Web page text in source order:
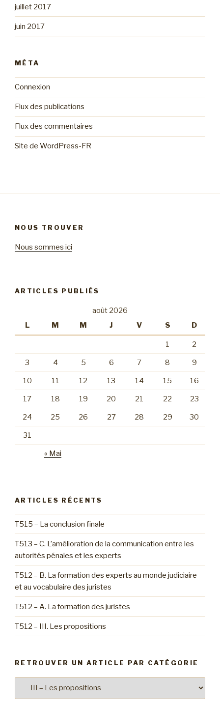
juillet 2017
juin 2017
MÉTA
Connexion
Flux des publications
Flux des commentaires
Site de WordPress-FR
NOUS TROUVER
Nous sommes ici
ARTICLES PUBLIÉS
août 2026
L
M M J V S D
1 2
3 4 5 6 7 8 9
10 11 12 13 14 15 16
17 18 19 20 21 22 23
24 25 26 27 28 29 30
31
« Mai
ARTICLES RÉCENTS
T515 – La conclusion finale
T513 – C. L’amélioration de la communication entre les
autorités pénales et les experts
T512 – B. La formation des experts au monde judiciaire
et au vocabulaire des juristes
T512 – A. La formation des juristes
T512 – III. Les propositions
RETROUVER UN ARTICLE PAR CATÉGORIE
Retrouver